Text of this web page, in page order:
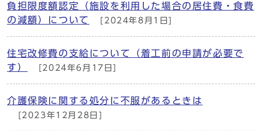
負担限度額認定（施設を利用した場合の居住費・食費
の減額）について
[2024年8月1日]
住宅改修費の支給について（着工前の申請が必要で
す）
[2024年6月17日]
介護保険に関する処分に不服があるときは
[2023年12月28日]